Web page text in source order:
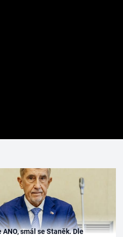
smál se Staněk. Dle